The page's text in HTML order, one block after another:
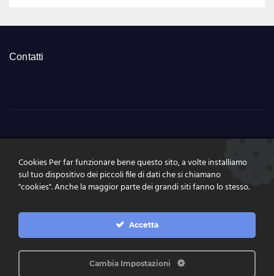
Contatti
NumeriSuperEnalott
o.it
Proudly powered by WordPress|Theme: News Live by
Cookies Per far funzionare bene questo sito, a volte installiamo
sul tuo dispositivo dei piccoli file di dati che si chiamano
"cookies". Anche la maggior parte dei grandi siti fanno lo stesso.
Accetta
Cambia Impostazioni